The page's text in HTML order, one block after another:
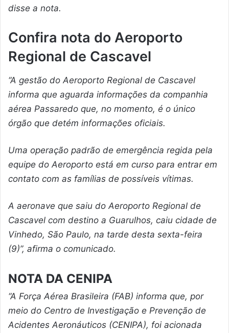
disse a nota.
Confira nota do Aeroporto
Regional de Cascavel
“A gestão do Aeroporto Regional de Cascavel
informa que aguarda informações da companhia
aérea Passaredo que, no momento, é o único
órgão que detém informações oficiais.
Uma operação padrão de emergência regida pela
equipe do Aeroporto está em curso para entrar em
contato com as famílias de possíveis vítimas.
A aeronave que saiu do Aeroporto Regional de
Cascavel com destino a Guarulhos, caiu cidade de
Vinhedo, São Paulo, na tarde desta sexta-feira
(9)”, afirma o comunicado.
NOTA DA CENIPA
“A Força Aérea Brasileira (FAB) informa que, por
meio do Centro de Investigação e Prevenção de
Acidentes Aeronáuticos (CENIPA), foi acionada